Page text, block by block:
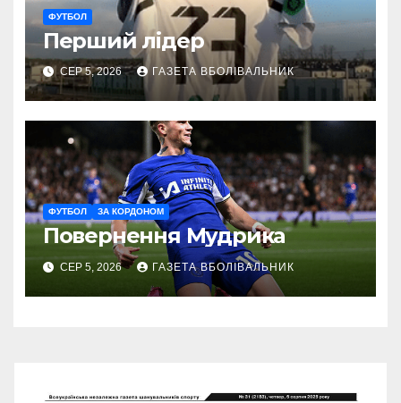
ФУТБОЛ
Перший лідер
СЕР 5, 2026 ГАЗЕТА ВБОЛІВАЛЬНИК
ФУТБОЛ ЗА КОРДОНОМ
Повернення Мудрика
СЕР 5, 2026 ГАЗЕТА ВБОЛІВАЛЬНИК